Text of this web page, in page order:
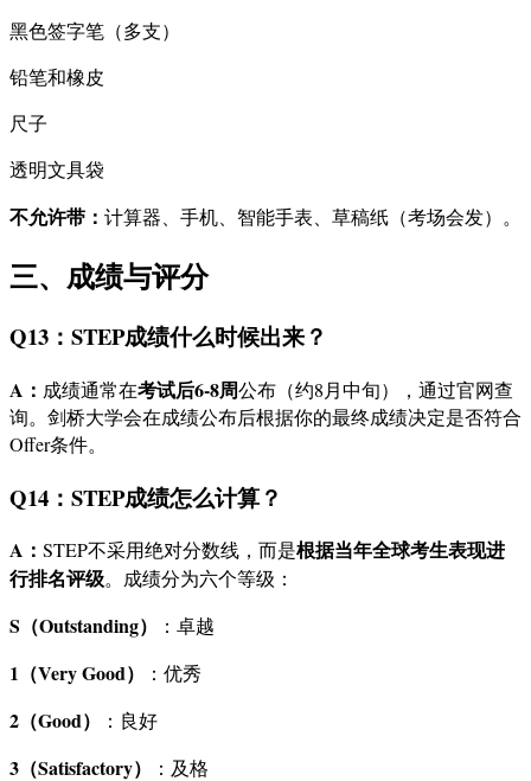
黑色签字笔（多支）
铅笔和橡皮
尺子
透明文具袋
不允许带： 计算器、手机、智能手表、草稿纸（考场会发）。
三、成绩与评分
Q13：STEP成绩什么时候出来？
A： 成绩通常在考试后6-8周公布（约8月中旬），通过官网查
询。剑桥大学会在成绩公布后根据你的最终成绩决定是否符合
Offer条件。
Q14：STEP成绩怎么计算？
A： STEP不采用绝对分数线，而是根据当年全球考生表现进
行排名评级。成绩分为六个等级：
S（Outstanding） ：卓越
1（Very Good） ：优秀
2（Good） ：良好
3（Satisfactory） ：及格